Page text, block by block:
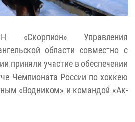
«Скорпион» Управления
области совместно с
приняли участие в обеспечении
Чемпионата России по хоккею
«Водником» и командой «Ак-